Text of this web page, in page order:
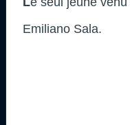
Emiliano Sala.